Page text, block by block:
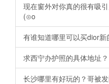
现在窗外对你真的很有吸
(⊙o
有谁知道哪里可以买dior
求西宁办护照的具体地址？
长沙哪里有好玩的？哥被